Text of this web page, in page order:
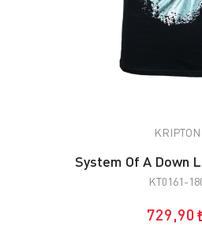
KRIPTON
System Of A Down
KT0161-
729,90